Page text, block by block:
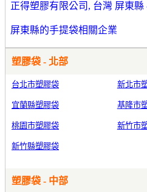
正得塑膠有限公司, 台灣 屏東縣
屏東縣的手提袋相關企業
塑膠袋 - 北部
台北市塑膠袋 新北市
宜蘭縣塑膠袋 基隆市
桃園市塑膠袋 新竹市
新竹縣塑膠袋
塑膠袋 - 中部